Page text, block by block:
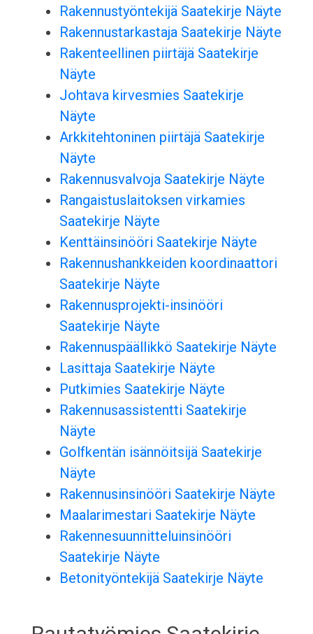
Rakennustyöntekijä Saatekirje Näyte
Rakennustarkastaja Saatekirje Näyte
Rakenteellinen piirtäjä Saatekirje
Näyte
Johtava kirvesmies Saatekirje
Näyte
Arkkitehtoninen piirtäjä Saatekirje
Näyte
Rakennusvalvoja Saatekirje Näyte
Rangaistuslaitoksen virkamies
Saatekirje Näyte
Kenttäinsinööri Saatekirje Näyte
Rakennushankkeiden koordinaattori
Saatekirje Näyte
Rakennusprojekti-insinööri
Saatekirje Näyte
Rakennuspäällikkö Saatekirje Näyte
Lasittaja Saatekirje Näyte
Putkimies Saatekirje Näyte
Rakennusassistentti Saatekirje
Näyte
Golfkentän isännöitsijä Saatekirje
Näyte
Rakennusinsinööri Saatekirje Näyte
Maalarimestari Saatekirje Näyte
Rakennesuunnitteluinsinööri
Saatekirje Näyte
Betonityöntekijä Saatekirje Näyte